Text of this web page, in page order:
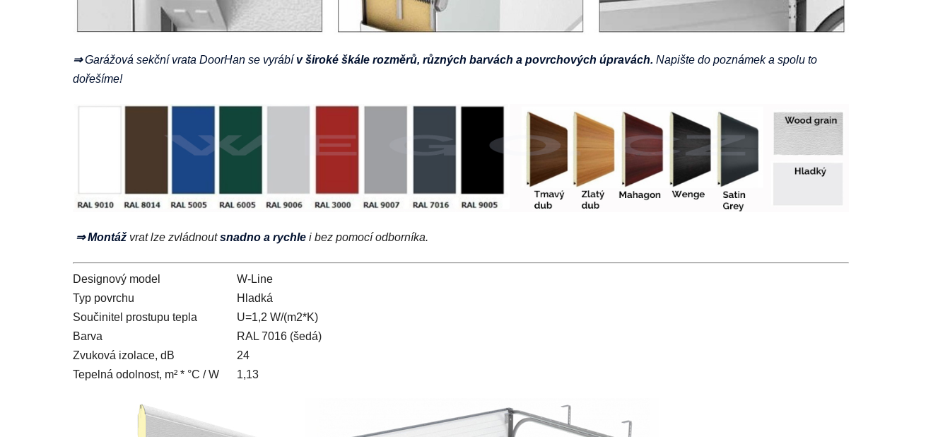
⇒Garážová sekční vrata DoorHan se vyrábív široké škále rozměrů, různých barvách a povrchových úpravách. Napište do poznámek a spolu to
dořešíme!
⇒ Montáž vrat lze zvládnoutsnadno a rychle i bez pomocí odborníka.
Designový model
W-Line
Typ povrchu
Hladká
Součinitel prostupu tepla
U=1,2 W/(m2*K)
Barva
RAL 7016 (šedá)
Zvuková izolace, dB
24
Tepelná odolnost, m² * °C / W
1,13